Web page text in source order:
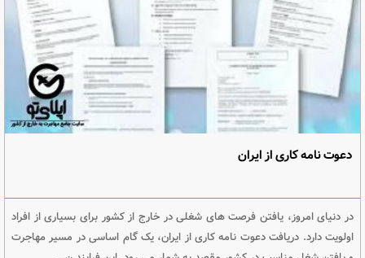
دعوت نامه کاری از ایران
در دنیای امروز، یافتن فرصت های شغلی در خارج از کشور برای بسیاری از افراد
اولویت دارد. دریافت دعوت نامه کاری از ایران، یک گام اساسی در مسیر مهاجرت